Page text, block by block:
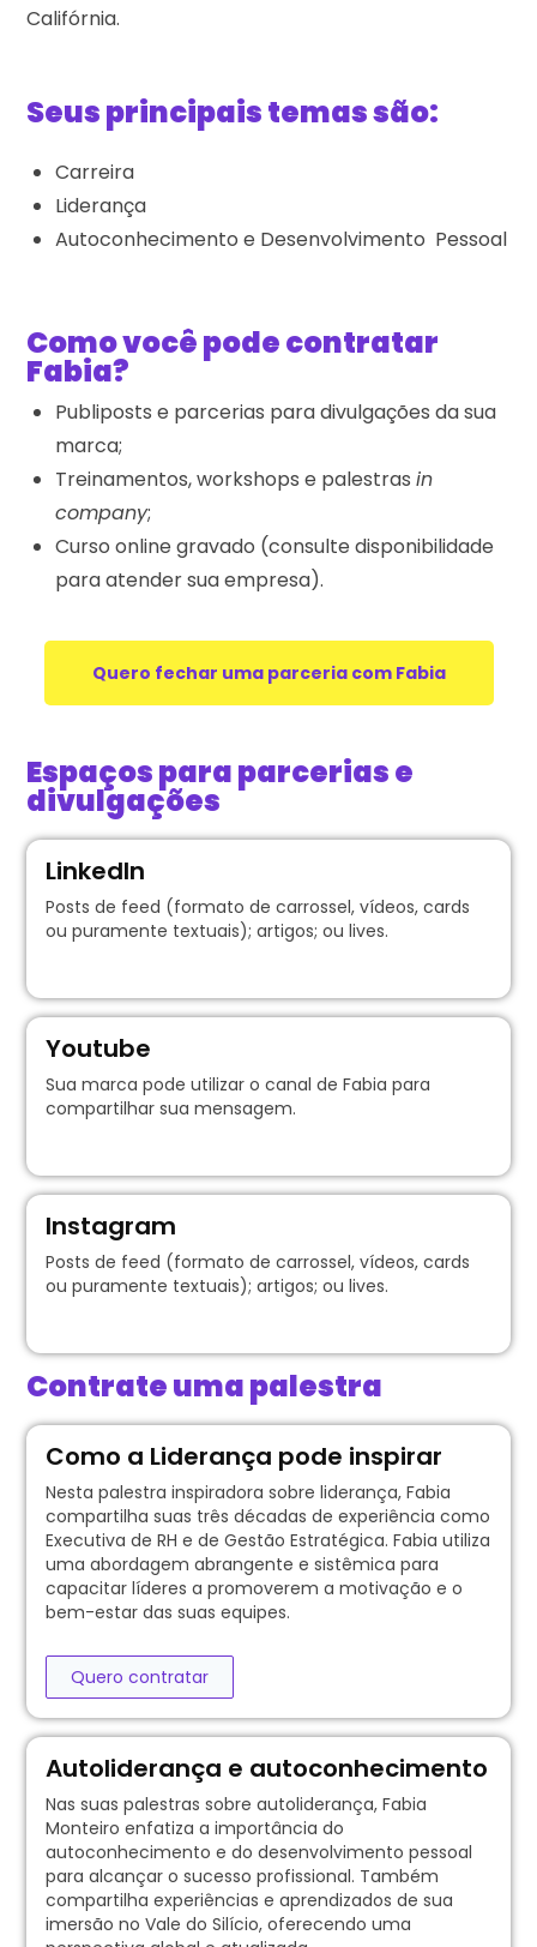
Califórnia.
Seus principais temas são:
Carreira
Liderança
Autoconhecimento e Desenvolvimento Pessoal
Como você pode contratar
Fabia?
Publiposts e parcerias para divulgações da sua
marca;
Treinamentos, workshops e palestras in
company;
Curso online gravado (consulte disponibilidade
para atender sua empresa).
Quero fechar uma parceria com Fabia
Espaços para parcerias e
divulgações
LinkedIn
Posts de feed (formato de carrossel, vídeos, cards
ou puramente textuais); artigos; ou lives.
Youtube
Sua marca pode utilizar o canal de Fabia para
compartilhar sua mensagem.
Instagram
Posts de feed (formato de carrossel, vídeos, cards
ou puramente textuais); artigos; ou lives.
Contrate uma palestra
Como a Liderança pode inspirar
Nesta palestra inspiradora sobre liderança, Fabia
compartilha suas três décadas de experiência como
Executiva de RH e de Gestão Estratégica. Fabia utiliza
uma abordagem abrangente e sistêmica para
capacitar líderes a promoverem a motivação e o
bem-estar das suas equipes.
Quero contratar
Autoliderança e autoconhecimento
Nas suas palestras sobre autoliderança, Fabia
Monteiro enfatiza a importância do
autoconhecimento e do desenvolvimento pessoal
para alcançar o sucesso profissional. Também
compartilha experiências e aprendizados de sua
imersão no Vale do Silício, oferecendo uma